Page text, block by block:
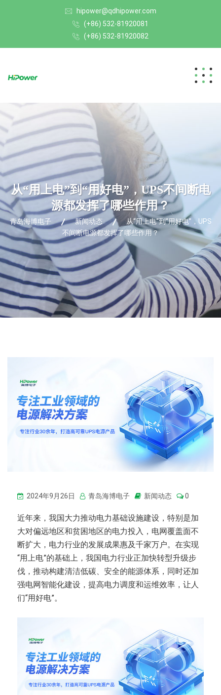
hipower@qdhipower.com
(+86) 532-81920081
(+86) 532-81920082
从“用上电”到“用好电”，UPS不间断电
源都发挥了哪些作用？
青岛海博电子 新闻动态
从“用上电”到“用好电”，UPS
不间断电源都发挥了哪些作用？
2024年9月26日 青岛海博电子 新闻动态 0
近年来，我国大力推动电力基础设施建设，特别是加
大对偏远地区和贫困地区的电力投入，电网覆盖面不
断扩大，电力行业的发展成果惠及千家万户。在实现
“用上电”的基础上，我国电力行业正加快转型升级步
伐，推动构建清洁低碳、安全的能源体系，同时还加
强电网智能化建设，提高电力调度和运维效率，让人
们“用好电”。